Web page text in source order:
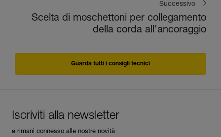
Successivo
Scelta di moschettoni per collegamento
della corda all'ancoraggio
Guarda tutti i consigli tecnici
Iscriviti alla newsletter
e rimani connesso alle nostre novità